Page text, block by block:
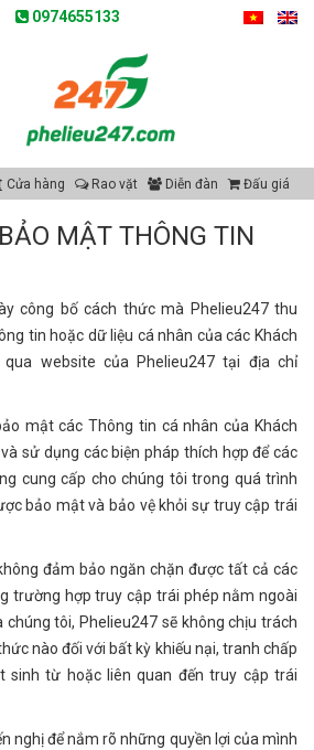
0974655133
Cửa hàng Rao vặt Diễn đàn Đấu giá
MẬT THÔNG TIN
công bố cách thức mà Phelieu247 thu
tin hoặc dữ liệu cá nhân của các Khách
website của Phelieu247 tại địa chỉ
mật các Thông tin cá nhân của Khách
sử dụng các biện pháp thích hợp để các
cung cấp cho chúng tôi trong quá trình
bảo mật và bảo vệ khỏi sự truy cập trái
đảm bảo ngăn chặn được tất cả các
trường hợp truy cập trái phép nằm ngoài
chúng tôi, Phelieu247 sẽ không chịu trách
nào đối với bất kỳ khiếu nại, tranh chấp
sinh từ hoặc liên quan đến truy cập trái
nghị để nắm rõ những quyền lợi của mình